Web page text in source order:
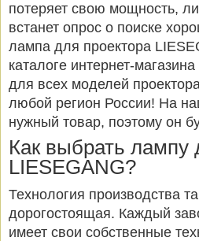
потеряет свою мощность,
встанет опрос о поиске
лампа для проектора
каталоге интернет-
для всех моделей
любой регион России! На
нужный товар, поэтому он
Как выбрать лампу
LIESEGANG?
Технология производства
дорогостоящая. Каждый
имеет свои собственные